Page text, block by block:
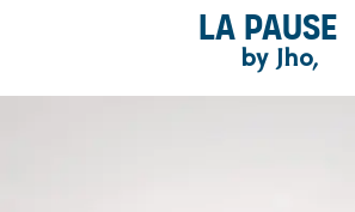
La pause
by Jho,